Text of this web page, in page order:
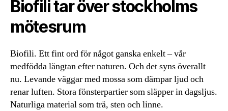
Biofili tar över stockholms
mötesrum
Biofili. Ett fint ord för något ganska enkelt – vår
medfödda längtan efter naturen. Och det syns överallt
nu. Levande väggar med mossa som dämpar ljud och
renar luften. Stora fönsterpartier som släpper in dagsljus.
Naturliga material som trä, sten och linne.